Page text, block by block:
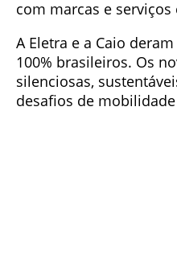
com marcas e
A Eletra e a Caio
100% brasileiros. Os
silenciosas,
desafios de